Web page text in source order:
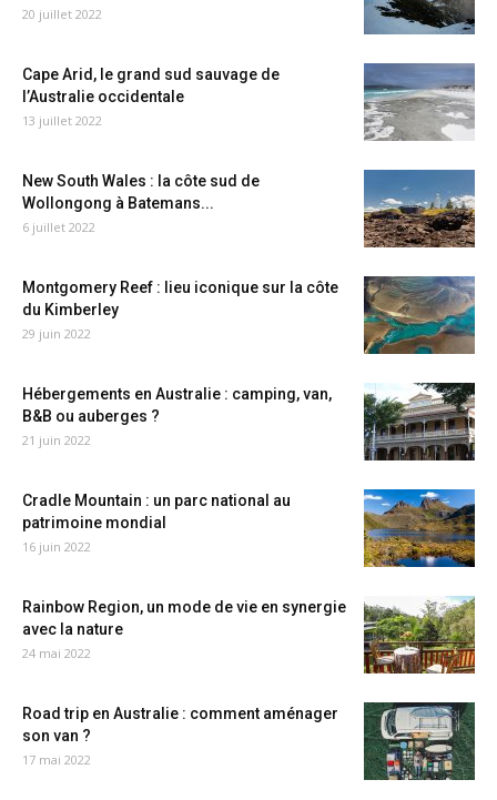
20 juillet 2022
Cape Arid, le grand sud sauvage de
l’Australie occidentale
13 juillet 2022
New South Wales : la côte sud de
Wollongong à Batemans...
6 juillet 2022
Montgomery Reef : lieu iconique sur la côte
du Kimberley
29 juin 2022
Hébergements en Australie : camping, van,
B&B ou auberges ?
21 juin 2022
Cradle Mountain : un parc national au
patrimoine mondial
16 juin 2022
Rainbow Region, un mode de vie en synergie
avec la nature
24 mai 2022
Road trip en Australie : comment aménager
son van ?
17 mai 2022